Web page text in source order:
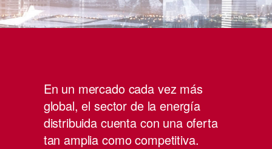
En un mercado cada vez más
global, el sector de la energía
distribuida cuenta con una oferta
tan amplia como competitiva.